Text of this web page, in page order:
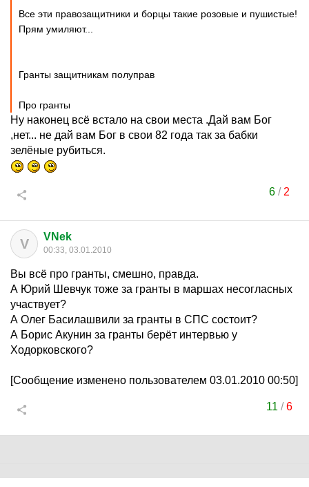
Все эти правозащитники и борцы такие розовые и пушистые!
Прям умиляют...
Гранты защитникам полуправ
Про гранты
Ну наконец всё встало на свои места .Дай вам Бог
,нет... не дай вам Бог в свои 82 года так за бабки
зелёные рубиться.
6/ 2
V VNek
00:33, 03.01.2010
Вы всё про гранты, смешно, правда.
А Юрий Шевчук тоже за гранты в маршах несогласных
участвует?
А Олег Басилашвили за гранты в СПС состоит?
А Борис Акунин за гранты берёт интервью у
Ходорковского?
[Сообщение изменено пользователем 03.01.2010 00:50]
11 /6